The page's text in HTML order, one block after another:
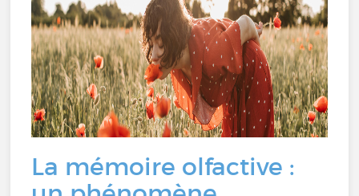
La mémoire olfactive :